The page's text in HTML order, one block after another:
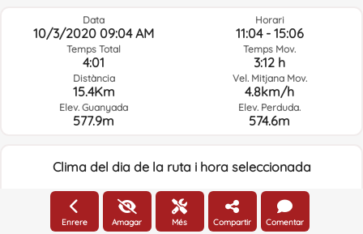
Data
10/3/2020 09:04 AM
Temps Total
4:01
Distància
15.4Km
Elev. Guanyada
577.9m
Horari
11:04 - 15:06
Temps Mov.
3:12 h
Vel. Mitjana Mov.
4.8km/h
Elev. Perduda.
574.6m
Clima del dia de la ruta i hora seleccionada
09:00
Enrere Amagar Més Compartir Comentar